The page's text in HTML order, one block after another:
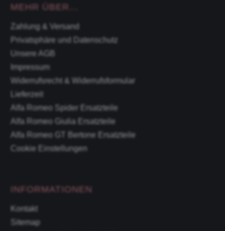
MEHR ÜBER...
Zahlung & Versand
Privatsphäre und Datenschutz
Unsere AGB
Impressum
Widerrufsrecht & Widerrufsformular
Lieferzeit
Alfa Romeo Spider Ersatzteile
Alfa Romeo Giulia Ersatzteile
Alfa Romeo GT Bertone Ersatzteile
Cookie Einstellungen
INFORMATIONEN
Kontakt
Sitemap